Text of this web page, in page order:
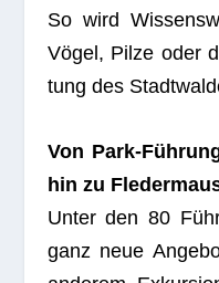
So wird
Vögel, Pilze oder
tung des
Von Park-
hin zu
Unter den 80
ganz neue